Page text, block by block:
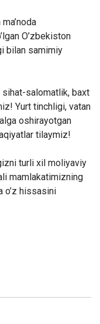
O’zbekiston
bilan samimiy
sihat-salomatlik, baxt
Yurt tinchligi, vatan
oshirayotgan
tilaymiz!
turli xil moliyaviy
mamlakatimizning
o’z hissasini